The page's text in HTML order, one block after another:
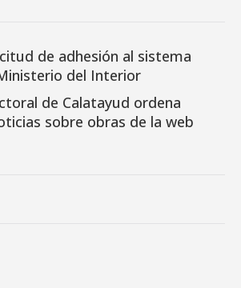
de adhesión al sistema
del Interior
de Calatayud ordena
sobre obras de la web